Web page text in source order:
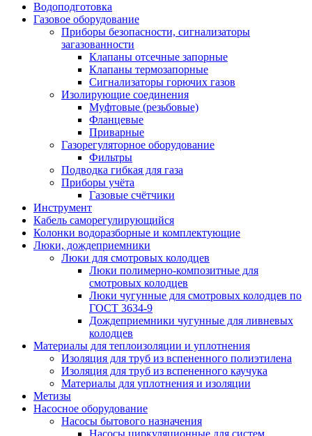
Водоподготовка
Газовое оборудование
Приборы безопасности, сигнализаторы
загазованности
Клапаны отсечные запорные
Клапаны термозапорные
Сигнализаторы горючих газов
Изолирующие соединения
Муфтовые (резьбовые)
Фланцевые
Приварные
Газорегуляторное оборудование
Фильтры
Подводка гибкая для газа
Приборы учёта
Газовые счётчики
Инструмент
Кабель саморегулирующийся
Колонки водоразборные и комплектующие
Люки, дождеприемники
Люки для смотровых колодцев
Люки полимерно-композитные для
смотровых колодцев
Люки чугунные для смотровых колодцев по
ГОСТ 3634-9
Дождеприемники чугунные для ливневых
колодцев
Материалы для теплоизоляции и уплотнения
Изоляция для труб из вспененного полиэтилена
Изоляция для труб из вспененного каучука
Материалы для уплотнения и изоляции
Метизы
Насосное оборудование
Насосы бытового назначения
Насосы циркуляционные для систем